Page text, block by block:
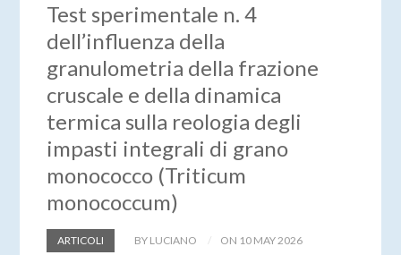
Test sperimentale n. 4
dell’influenza della
granulometria della frazione
cruscale e della dinamica
termica sulla reologia degli
impasti integrali di grano
monococco (Triticum
monococcum)
ARTICOLI BY LUCIANO ON 10 MAY 2026